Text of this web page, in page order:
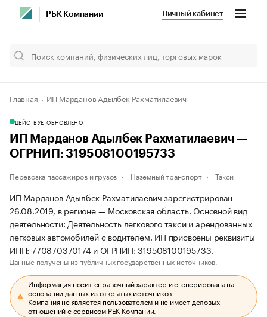
РБК Компании Личный кабинет
Главная ИП Марданов Адылбек Рахматилаевич
ДЕЙСТВУЕТОБНОВЛЕНО
ИП Марданов Адылбек Рахматилаевич —
ОГРНИП: 319508100195733
Перевозка пассажиров и грузов Наземный транспорт Такси
ИП Марданов Адылбек Рахматилаевич зарегистрирован
26.08.2019, в регионе — Московская область. Основной вид
деятельности: Деятельность легкового такси и арендованных
легковых автомобилей с водителем. ИП присвоены реквизиты
ИНН: 770870370174 и ОГРНИП: 319508100195733.
Данные получены из публичных государственных источников.
Информация носит справочный характер и сгенерирована на
основании данных из открытых источников.
Компания не является пользователем и не имеет деловых
отношений с сервисом РБК Компании.